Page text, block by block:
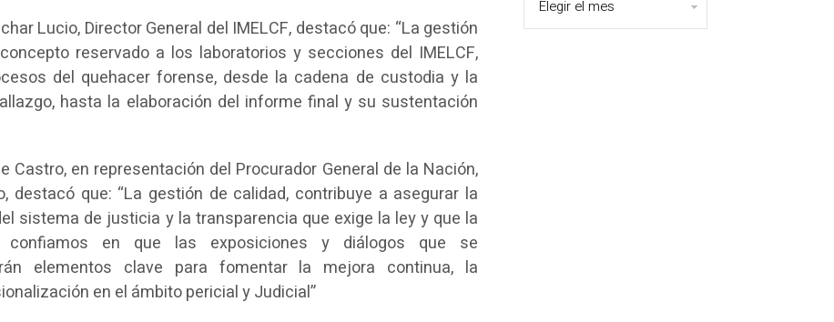
Lucio, Director General del IMELCF, destacó que: “La gestión
reservado a los laboratorios y secciones del IMELCF,
del quehacer forense, desde la cadena de custodia y la
hasta la elaboración del informe final y su sustentación
Castro, en representación del Procurador General de la Nación,
destacó que: “La gestión de calidad, contribuye a asegurar la
sistema de justicia y la transparencia que exige la ley y que la
confiamos en que las exposiciones y diálogos que se
elementos clave para fomentar la mejora continua, la
en el ámbito pericial y Judicial”